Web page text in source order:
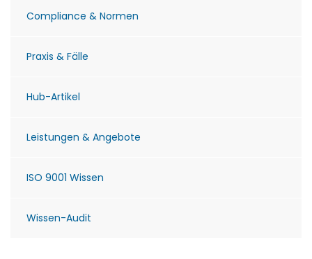
Compliance & Normen
Praxis & Fälle
Hub-Artikel
Leistungen & Angebote
ISO 9001 Wissen
Wissen-Audit